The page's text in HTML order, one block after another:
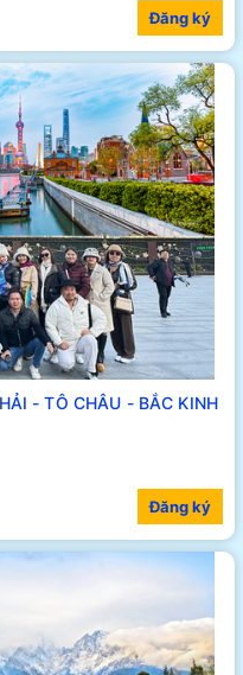
Đăng ký
Đăng ký